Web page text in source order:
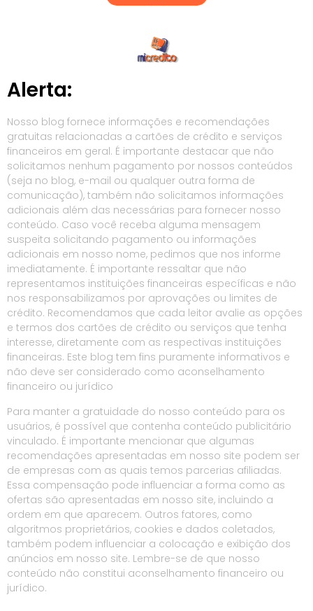
Alerta:
Nosso blog fornece informações e recomendações
gratuitas relacionadas a cartões de crédito e serviços
financeiros em geral. É importante destacar que não
solicitamos nenhum pagamento por nossos conteúdos
(seja no blog, e-mail ou qualquer outra forma de
comunicação), também não solicitamos informações
adicionais além das necessárias para fornecer nosso
conteúdo. Caso você receba alguma mensagem
suspeita solicitando pagamento ou informações
adicionais em nosso nome, pedimos que nos informe
imediatamente. É importante ressaltar que não
representamos instituições financeiras específicas e não
nos responsabilizamos por aprovações ou limites de
crédito. Recomendamos que cada leitor avalie as opções
e termos dos cartões de crédito ou serviços que tenha
interesse, diretamente com as respectivas instituições
financeiras. Este blog tem fins puramente informativos e
não deve ser considerado como aconselhamento
financeiro ou jurídico
Para manter a gratuidade do nosso conteúdo para os
usuários, é possível que contenha conteúdo publicitário
vinculado. É importante mencionar que algumas
recomendações apresentadas em nosso site podem ser
de empresas com as quais temos parcerias afiliadas.
Essa compensação pode influenciar a forma como as
ofertas são apresentadas em nosso site, incluindo a
ordem em que aparecem. Outros fatores, como
algoritmos proprietários, cookies e dados coletados,
também podem influenciar a colocação e exibição dos
anúncios em nosso site. Lembre-se de que nosso
conteúdo não constitui aconselhamento financeiro ou
jurídico.